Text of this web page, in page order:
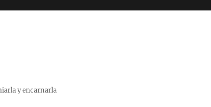
y encarnarla